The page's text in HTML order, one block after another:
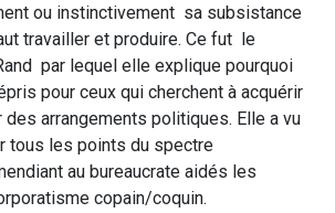
ou instinctivement sa subsistance
travailler et produire. Ce fut le
par lequel elle explique pourquoi
pour ceux qui cherchent à acquérir
arrangements politiques. Elle a vu
tous les points du spectre
au bureaucrate aidés les
copain/coquin.